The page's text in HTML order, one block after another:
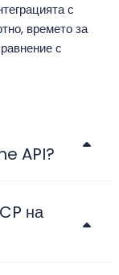
с
времето за
с
API?
на